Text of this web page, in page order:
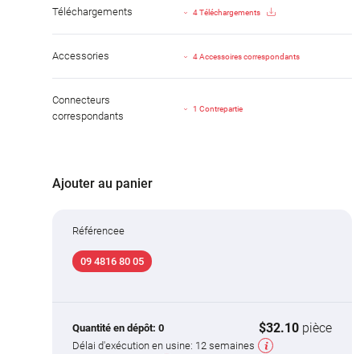
Téléchargements 4 Téléchargements
Accessories 4 Accessoires correspondants
Connecteurs
correspondants
1 Contrepartie
Ajouter au panier
Référencee
09 4816 80 05
Quantité en dépôt: 0 $32.10 pièce
Délai d'exécution en usine: 12 semaines